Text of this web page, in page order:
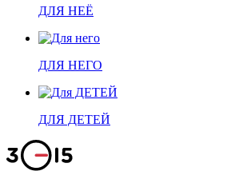
ДЛЯ НЕЁ
ДЛЯ НЕГО
ДЛЯ ДЕТЕЙ